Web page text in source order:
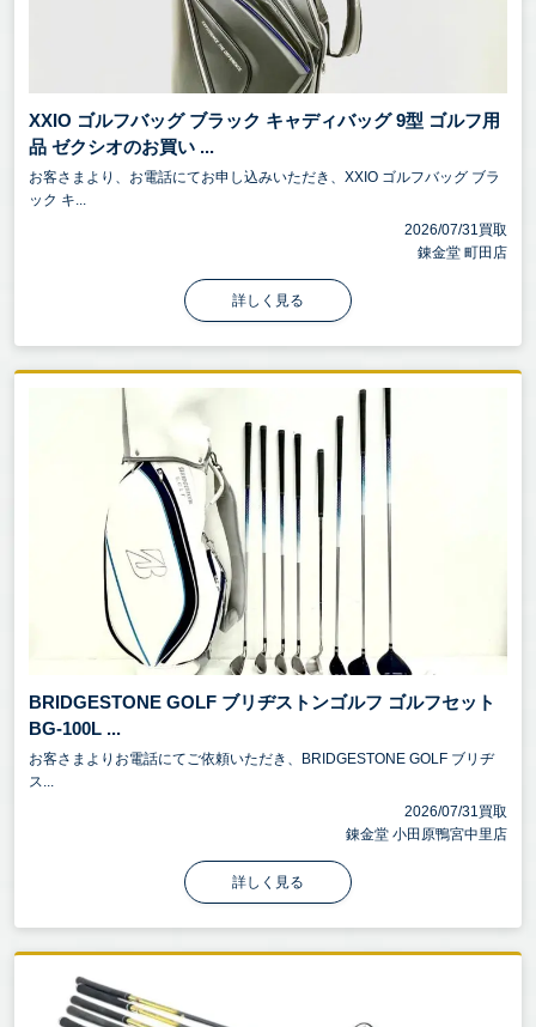
フトの曲がりなどをチェックさせていただきます。
ゴルフウェア・シューズは、使用感が少なく、汚れ
や破れがないものが高評価となります。
3-3. 付属品の有無
クラブは、ヘッドカバー・保証書・純正シャフトが
グは、ショルダーベルトやカバー付きだと高評価で
最新モデルや人気のクラブセットは高額査定の可能
性が高く、また5年以上経過したモデルでも、プレミ
ア価値がある場合は高額買取されることもありま
3-5. 市場での需要
ゴルフシーズン（春・秋）は、ゴルフ用品の買取価
格が高くなる傾向があります。プロモデルやツアー
モデルのクラブ、GPS距離計などの最新機器は需要
が高いです。
ゴルフ用品は、クラブ・ボール・ウェア・シュー
ズ・バッグ・アクセサリー・トレーニング機器など
多岐にわたり、プレースタイルやスキルに応じた選
定デザインのゴルフバッグは市場価値が高く、高額
事前にブランド・コンディション・付属品の有無を
確認していただくと、査定がスムーズに行えます。
XXIO ゴルフバッグ ブラック キャディバッグ 9型 ゴルフ用
品 ゼクシオのお買い ...
お客さまより、お電話にてお申し込みいただき、XXIO ゴルフバッグ ブラ
ック キ...
2026/07/31買取
錬金堂 町田店
詳しく見る
BRIDGESTONE GOLF ブリヂストンゴルフ ゴルフセット
BG-100L ...
お客さまよりお電話にてご依頼いただき、BRIDGESTONE GOLF ブリヂ
ス...
2026/07/31買取
錬金堂 小田原鴨宮中里店
詳しく見る